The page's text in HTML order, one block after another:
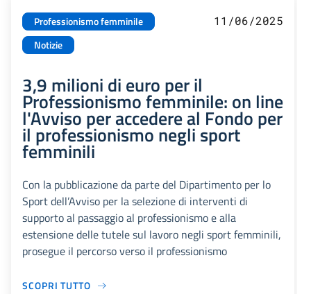
Professionismo femminile
Notizie
11/06/2025
3,9 milioni di euro per il
Professionismo femminile: on line
l'Avviso per accedere al Fondo per
il professionismo negli sport
femminili
Con la pubblicazione da parte del Dipartimento per lo
Sport dell’Avviso per la selezione di interventi di
supporto al passaggio al professionismo e alla
estensione delle tutele sul lavoro negli sport femminili,
prosegue il percorso verso il professionismo
SCOPRI TUTTO